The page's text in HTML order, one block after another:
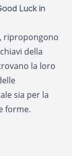
Luck in
ripropongono
della
la loro
sia per la
forme.